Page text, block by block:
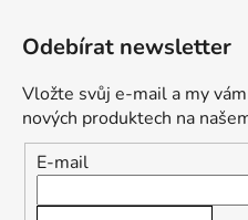
Odebírat newsletter
Vložte svůj e-mail a my
nových produktech na
E-mail